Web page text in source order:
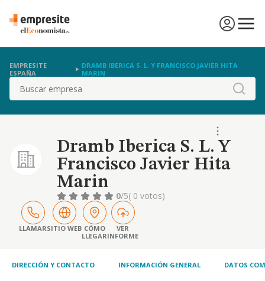
EMPRESITE
ESPAÑA
DRAMB IBERICA S. L. Y FRANCISCO JAVIER HITA
MARIN
Buscar
Dramb Iberica S. L. Y
Francisco Javier Hita
Marin
0/5( 0 votos)
LLAMARSITIO WEB CÓMO
LLEGAR
VER
INFORME
DIRECCIÓN Y CONTACTO INFORMACIÓN GENERAL DATOS